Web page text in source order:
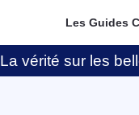
Les Guides
vérité sur les